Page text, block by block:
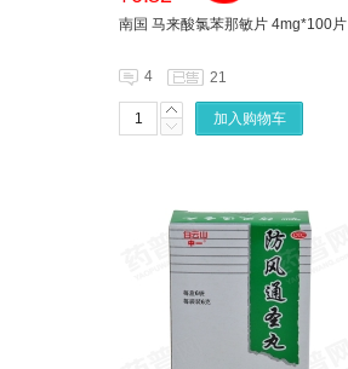
南国 马来酸氯苯那敏片 4mg*100片
4 21
加入购物车